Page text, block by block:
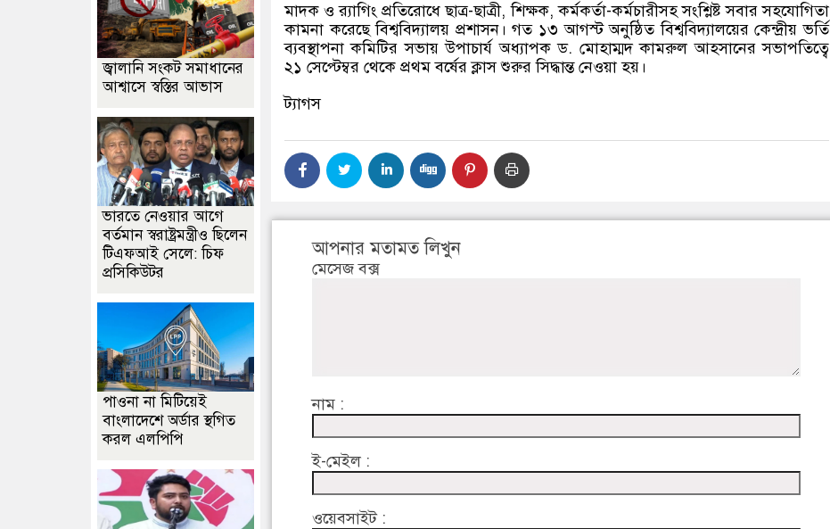
মাদক ও র‍্যাগিং প্রতিরোধে ছাত্র-ছাত্রী, শিক্ষক, কর্মকর্তা-কর্মচারীসহ সংশ্লিষ্ট সবার সহযোগিতা
কামনা করেছে বিশ্ববিদ্যালয় প্রশাসন। গত ১৩ আগস্ট অনুষ্ঠিত বিশ্ববিদ্যালয়ের কেন্দ্রীয় ভর্তি
ব্যবস্থাপনা কমিটির সভায় উপাচার্য অধ্যাপক ড. মোহাম্মদ কামরুল আহসানের সভাপতিত্বে
২১ সেপ্টেম্বর থেকে প্রথম বর্ষের ক্লাস শুরুর সিদ্ধান্ত নেওয়া হয়।
ট্যাগস
আপনার মতামত লিখুন
মেসেজ বক্স
নাম :
ই-মেইল :
ওয়েবসাইট :
জ্বালানি সংকট সমাধানের
আশ্বাসে স্বস্তির আভাস
ভারতে নেওয়ার আগে
বর্তমান স্বরাষ্ট্রমন্ত্রীও ছিলেন
টিএফআই সেলে: চিফ
প্রসিকিউটর
পাওনা না মিটিয়েই
বাংলাদেশে অর্ডার স্থগিত
করল এলপিপি